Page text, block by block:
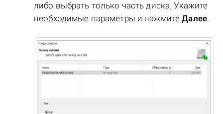
либо выбрать только часть диска. Укажите
необходимые параметры и нажмитеДалее.